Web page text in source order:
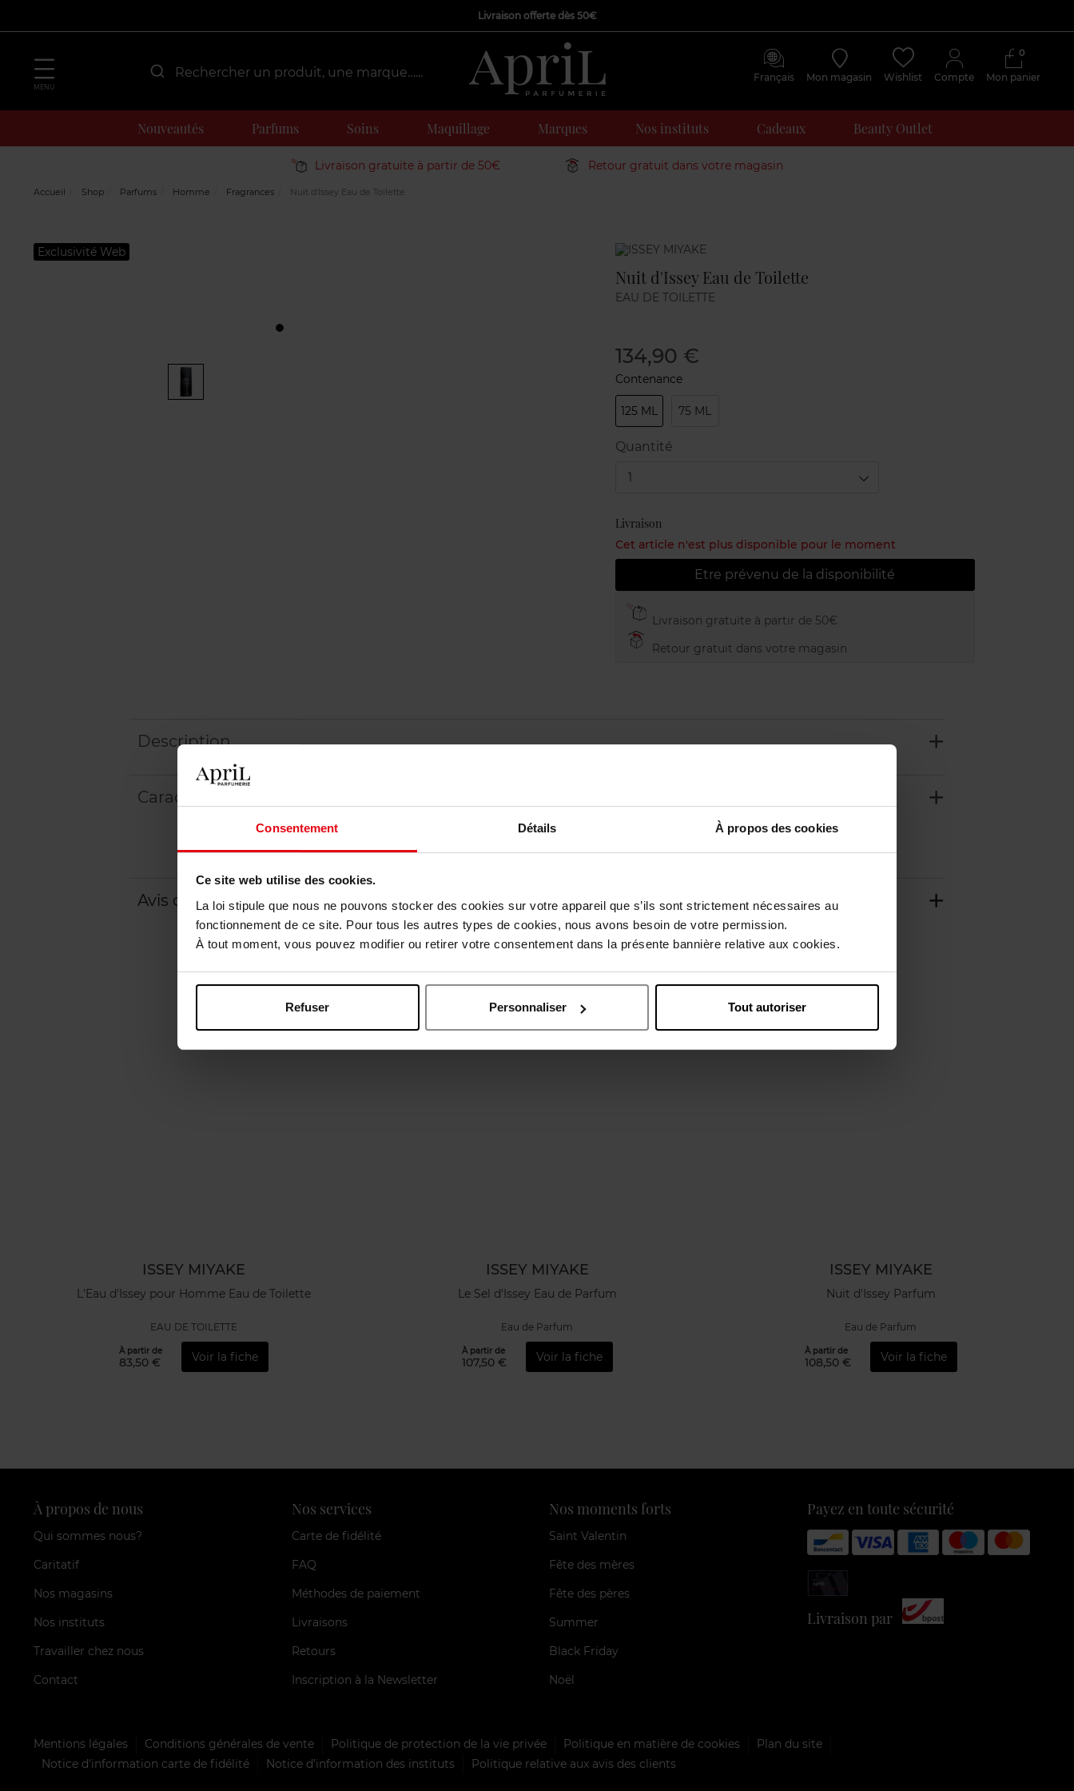
Consentement Détails À propos des cookies
Ce site web utilise des cookies.
La loi stipule que nous ne pouvons stocker des cookies sur votre appareil que s’ils sont strictement nécessaires au
fonctionnement de ce site. Pour tous les autres types de cookies, nous avons besoin de votre permission.
À tout moment, vous pouvez modifier ou retirer votre consentement dans la présente bannière relative aux cookies.
Refuser Personnaliser Tout autoriser
Livraison offerte dès 50€
MENU
Français Mon magasin Wishlist Compte Mon panier
0
Nouveautés Parfums Soins Maquillage Marques Nos instituts Cadeaux Beauty Outlet
Livraison gratuite à partir de 50€ Retour gratuit dans votre magasin
Accueil Shop Parfums Homme Fragrances Nuit d'Issey Eau de Toilette
Exclusivité Web Marque
Nuit d'Issey Eau de Toilette
EAU DE TOILETTE
134,90 €
Contenance
125 ML 75 ML
Quantité
1
Livraison
Cet article n'est plus disponible pour le moment
Etre prévenu de la disponibilité
Livraison gratuite à partir de 50€
Retour gratuit dans votre magasin
Description
Caractéristiques
Avis client Politique relative aux avis des clients
Oublié quelque chose ?
ISSEY MIYAKE
L'Eau d'Issey pour Homme Eau de Toilette
EAU DE TOILETTE
À partir de
83,50 € Voir la fiche
ISSEY MIYAKE
Le Sel d'Issey Eau de Parfum
Eau de Parfum
À partir de
107,50 € Voir la fiche
Exclusivité Web
ISSEY MIYAKE
Nuit d'Issey Parfum
Eau de Parfum
À partir de
108,50 € Voir la fiche
À propos de nous
Qui sommes nous?
Caritatif
Nos magasins
Nos instituts
Travailler chez nous
Contact
Nos services
Carte de fidélité
FAQ
Méthodes de paiement
Livraisons
Retours
Inscription à la Newsletter
Nos moments forts
Saint Valentin
Fête des mères
Fête des pères
Summer
Black Friday
Noël
Payez en toute sécurité
Livraison par
Mentions légales Conditions générales de vente Politique de protection de la vie privée Politique en matière de cookies
Plan du site
Notice d'information carte de fidélité
Notice d’information des instituts Politique relative aux avis des clients